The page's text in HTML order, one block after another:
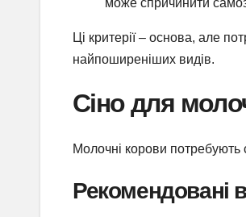
може спричинити
Ці критерії – основа, але
найпоширеніших видів.
Сіно для
Молочні корови потребують
Рекомендовані